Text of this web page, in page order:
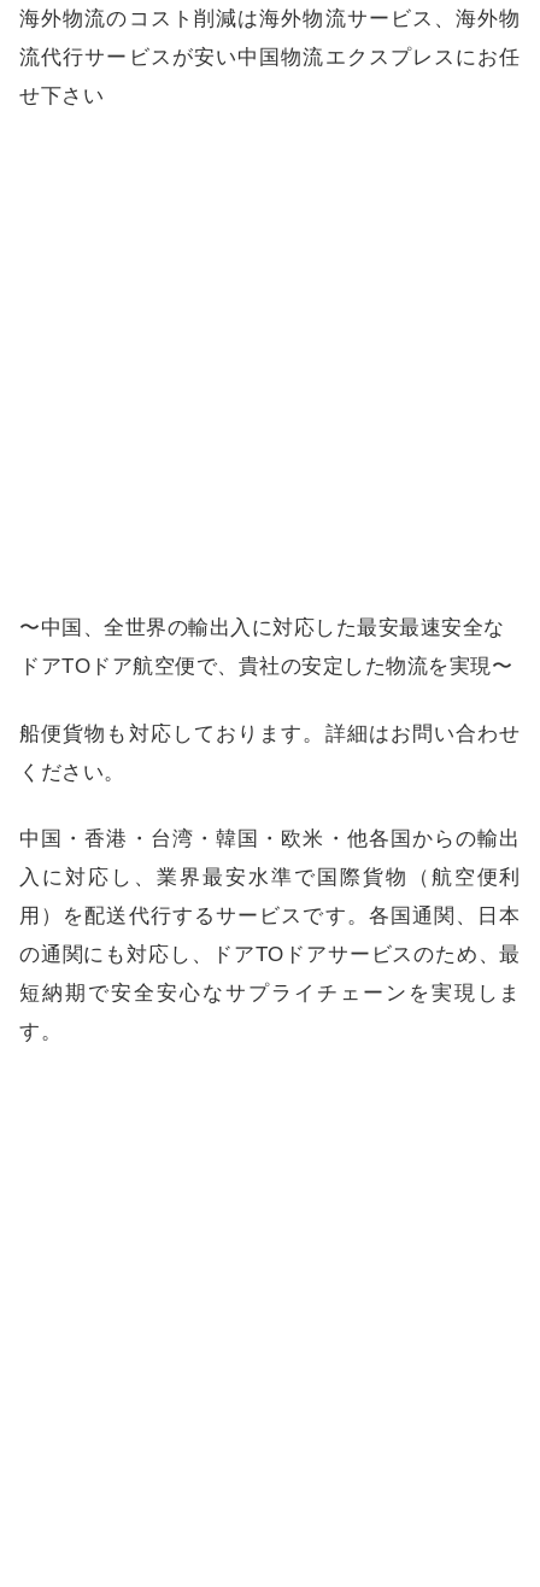
海外物流のコスト削減は海外物流サービス、海外物
流代行サービスが安い中国物流エクスプレスにお任
せ下さい
〜中国、全世界の輸出入に対応した最安最速安全な
ドアTOドア航空便で、貴社の安定した物流を実現〜
船便貨物も対応しております。詳細はお問い合わせ
ください。
中国・香港・台湾・韓国・欧米・他各国からの輸出
入に対応し、業界最安水準で国際貨物（航空便利
用）を配送代行するサービスです。各国通関、日本
の通関にも対応し、ドアTOドアサービスのため、最
短納期で安全安心なサプライチェーンを実現しま
す。